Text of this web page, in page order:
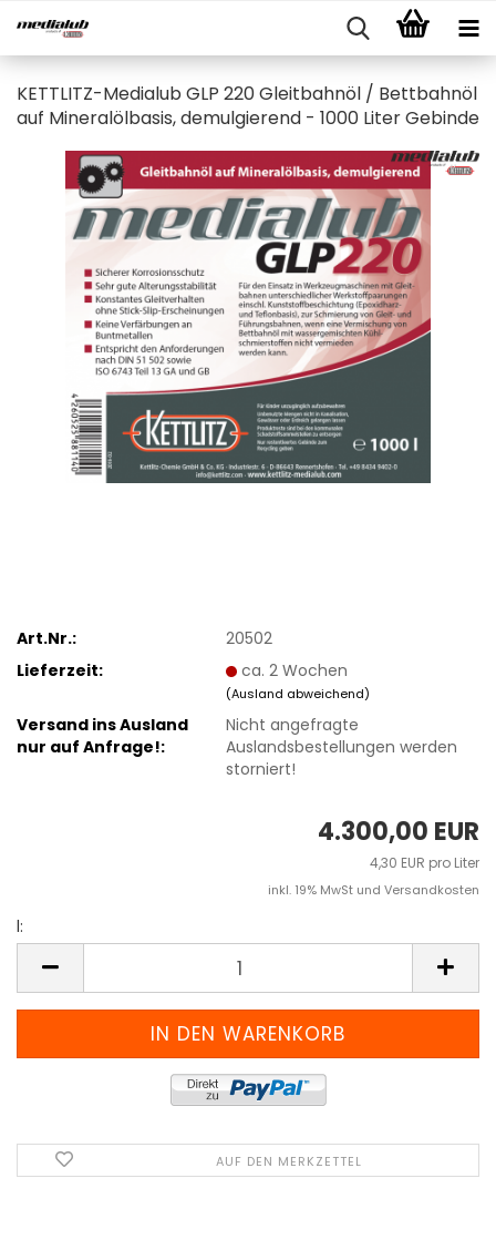
KETTLITZ-Medialub GLP 220 Gleitbahnöl / Bettbahnöl
auf Mineralölbasis, demulgierend - 1000 Liter Gebinde
Art.Nr.:
20502
Lieferzeit:
ca. 2 Wochen
(Ausland abweichend)
Versand ins Ausland
nur auf Anfrage!:
Nicht angefragte
Auslandsbestellungen werden
storniert!
4.300,00 EUR
4,30 EUR pro Liter
inkl. 19% MwSt und Versandkosten
l:
AUF DEN MERKZETTEL